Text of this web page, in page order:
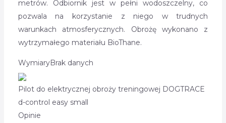
metrów. Odbiornik jest w pełni wodoszczelny, co
pozwala na korzystanie z niego w trudnych
warunkach atmosferycznych. Obrożę wykonano z
wytrzymałego materiału BioThane.
WymiaryBrak danych
Pilot do elektrycznej obroży treningowej DOGTRACE
d-control easy small
Opinie